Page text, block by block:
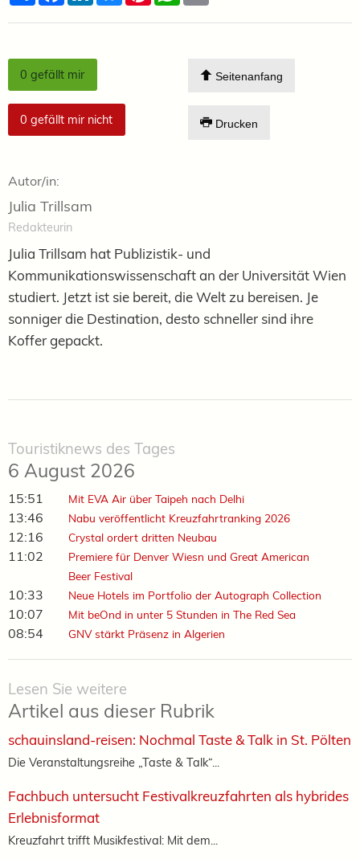
0 gefällt mir
0 gefällt mir nicht
Seitenanfang
Drucken
Autor/in:
Julia Trillsam
Redakteurin
Julia Trillsam hat Publizistik- und
Kommunikationswissenschaft an der Universität Wien
studiert. Jetzt ist sie bereit, die Welt zu bereisen. Je
sonniger die Destination, desto schneller sind ihre
Koffer gepackt.
Touristiknews des Tages
6 August 2026
15:51 Mit EVA Air über Taipeh nach Delhi
13:46 Nabu veröffentlicht Kreuzfahrtranking 2026
12:16 Crystal ordert dritten Neubau
11:02
Premiere für Denver Wiesn und Great American
Beer Festival
10:33 Neue Hotels im Portfolio der Autograph Collection
10:07 Mit beOnd in unter 5 Stunden in The Red Sea
08:54 GNV stärkt Präsenz in Algerien
Lesen Sie weitere
Artikel aus dieser Rubrik
schauinsland-reisen: Nochmal Taste & Talk in St. Pölten
Die Veranstaltungsreihe „Taste & Talk“...
Fachbuch untersucht Festivalkreuzfahrten als hybrides
Erlebnisformat
Kreuzfahrt trifft Musikfestival: Mit dem...